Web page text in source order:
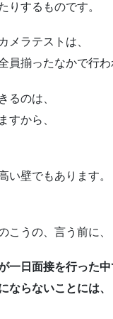
りするものです。
メラテストは、
員揃ったなかで行わ
るのは、
すから、
い壁でもあります。
こうの、言う前に、
一日面接を行った中
ならないことには、